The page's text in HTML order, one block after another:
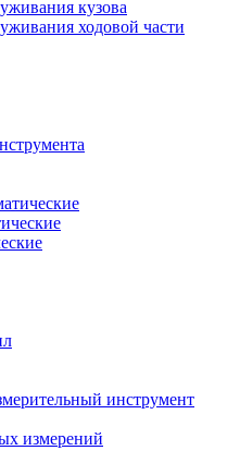
кузова
ходовой части
инструмент
измерений